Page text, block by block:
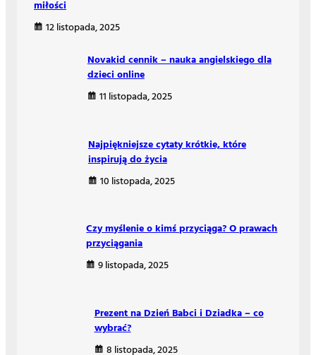
miłości
12 listopada, 2025
Novakid cennik – nauka angielskiego dla
dzieci online
11 listopada, 2025
Najpiękniejsze cytaty krótkie, które
inspirują do życia
10 listopada, 2025
Czy myślenie o kimś przyciąga? O prawach
przyciągania
9 listopada, 2025
Prezent na Dzień Babci i Dziadka – co
wybrać?
8 listopada, 2025